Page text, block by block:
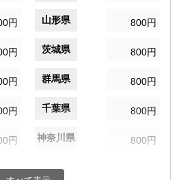
円 山形県 800円
円 茨城県 800円
円 群馬県 800円
円 千葉県 800円
円 神奈川県 800円
円 富山県